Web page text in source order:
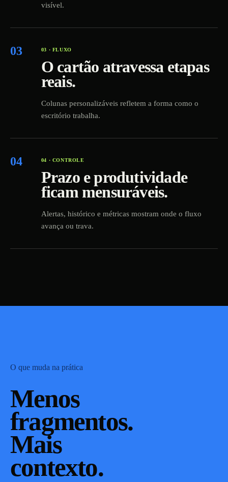
visível.
03 03 · FLUXO
O cartão atravessa etapas
reais.
Colunas personalizáveis refletem a forma como o
escritório trabalha.
04 04 · CONTROLE
Prazo e produtividade
ficam mensuráveis.
Alertas, histórico e métricas mostram onde o fluxo
avança ou trava.
O que muda na prática
Menos
fragmentos.
Mais
contexto.